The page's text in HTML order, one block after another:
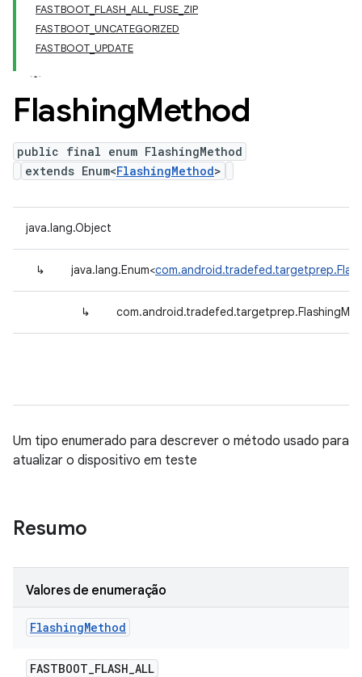
FASTBOOT_FLASH_ALL_FUSE_ZIP
FASTBOOT_UNCATEGORIZED
FASTBOOT_UPDATE
FlashingMethod
public final enum FlashingMethod
extends Enum<FlashingMethod>
java.lang.Object
↳ java.lang.Enum<
↳
Um tipo enumerado para descrever o método usado para
atualizar o dispositivo em teste
Resumo
Valores de enumeração
FlashingMethod
FASTBOOT_FLASH_ALL